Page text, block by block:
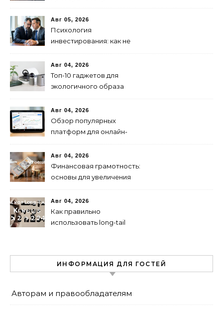
безопасной езды
Авг 05, 2026
Психология
инвестирования: как не
рынка
Авг 04, 2026
Топ-10 гаджетов для
экологичного образа
Авг 04, 2026
Обзор популярных
платформ для онлайн-
Авг 04, 2026
Финансовая грамотность:
основы для увеличения
Авг 04, 2026
Как правильно
использовать long-tail
сайта
ИНФОРМАЦИЯ ДЛЯ ГОСТЕЙ
Авторам и правообладателям